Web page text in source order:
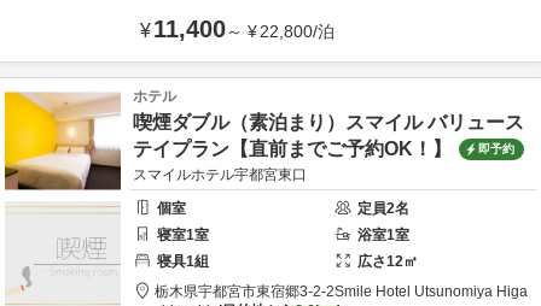
¥11,400～ ¥22,800/泊
ホテル
喫煙ダブル（素泊まり）スマイル バリュース
テイプラン【直前までご予約OK！】
即予約
スマイルホテル宇都宮東口
個室
定員2名
寝室1室 浴室1室
寝具1組 広さ12㎡
栃木県宇都宮市東宿郷3-2-2Smile Hotel Utsunomiya Higa